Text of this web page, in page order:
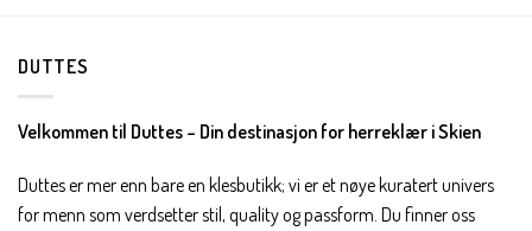
DUTTES
Velkommen til Duttes – Din destinasjon for herreklær i Skien
Duttes er mer enn bare en klesbutikk; vi er et nøye kuratert univers
for menn som verdsetter stil, quality og passform. Du finner oss